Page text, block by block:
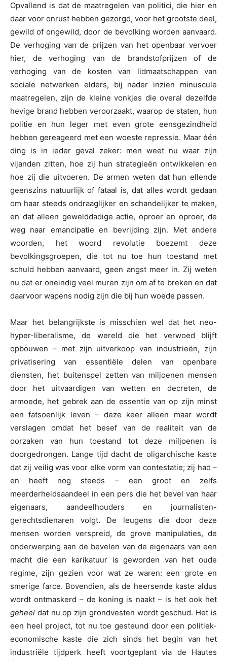
Opvallend is dat de maatregelen van politici, die hier en
daar voor onrust hebben gezorgd, voor het grootste deel,
gewild of ongewild, door de bevolking worden aanvaard.
De verhoging van de prijzen van het openbaar vervoer
hier, de verhoging van de brandstofprijzen of de
verhoging van de kosten van lidmaatschappen van
sociale netwerken elders, bij nader inzien minuscule
maatregelen, zijn de kleine vonkjes die overal dezelfde
hevige brand hebben veroorzaakt, waarop de staten, hun
politie en hun leger met even grote eensgezindheid
hebben gereageerd met een woeste repressie. Maar één
ding is in ieder geval zeker: men weet nu waar zijn
vijanden zitten, hoe zij hun strategieën ontwikkelen en
hoe zij die uitvoeren. De armen weten dat hun ellende
geenszins natuurlijk of fataal is, dat alles wordt gedaan
om haar steeds ondraaglijker en schandelijker te maken,
en dat alleen gewelddadige actie, oproer en oproer, de
weg naar emancipatie en bevrijding zijn. Met andere
woorden, het woord revolutie boezemt deze
bevolkingsgroepen, die tot nu toe hun toestand met
schuld hebben aanvaard, geen angst meer in. Zij weten
nu dat er oneindig veel muren zijn om af te breken en dat
daarvoor wapens nodig zijn die bij hun woede passen.
Maar het belangrijkste is misschien wel dat het neo-
hyper-liberalisme, de wereld die het verwoed blijft
opbouwen – met zijn uitverkoop van industrieën, zijn
privatisering van essentiële delen van openbare
diensten, het buitenspel zetten van miljoenen mensen
door het uitvaardigen van wetten en decreten, de
armoede, het gebrek aan de essentie van op zijn minst
een fatsoenlijk leven – deze keer alleen maar wordt
verslagen omdat het besef van de realiteit van de
oorzaken van hun toestand tot deze miljoenen is
doorgedrongen. Lange tijd dacht de oligarchische kaste
dat zij veilig was voor elke vorm van contestatie; zij had –
en heeft nog steeds – een groot en zelfs
meerderheidsaandeel in een pers die het bevel van haar
eigenaars, aandeelhouders en journalisten-
gerechtsdienaren volgt. De leugens die door deze
mensen worden verspreid, de grove manipulaties, de
onderwerping aan de bevelen van de eigenaars van een
macht die een karikatuur is geworden van het oude
regime, zijn gezien voor wat ze waren: een grote en
smerige farce. Bovendien, als de heersende kaste aldus
wordt ontmaskerd – de koning is naakt – is het ook het
geheel dat nu op zijn grondvesten wordt geschud. Het is
een heel project, tot nu toe gesteund door een politiek-
economische kaste die zich sinds het begin van het
industriële tijdperk heeft voortgeplant via de Hautes